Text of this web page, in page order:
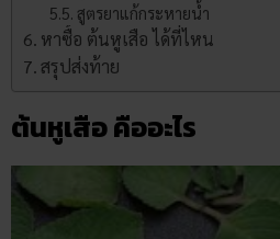
สูตรยาแก้กระหายน้ำ
หาซื้อ ต้นหูเสือ ได้ที่ไหน
สรุปส่งท้าย
ต้นหูเสือ คืออะไร